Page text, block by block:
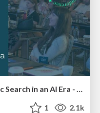
Winning Ecommerce Organic Search in an AI Era - #searchnstuff2025
1 2.1k